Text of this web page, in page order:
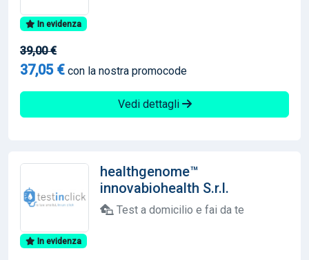
In evidenza
39,00 €
37,05 € con la nostra promocode
Vedi dettagli
healthgenome™
innovabiohealth S.r.l.
Test a domicilio e fai da te
In evidenza